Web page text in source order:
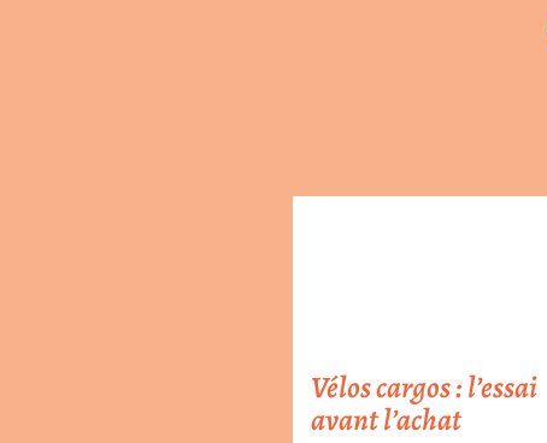
Vélos cargos : l’essai
avant l’achat